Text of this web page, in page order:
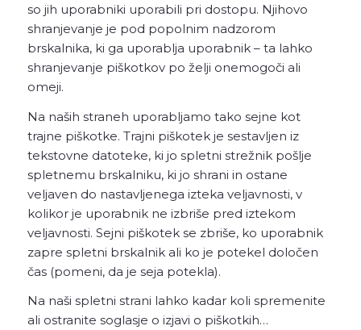
so jih uporabniki uporabili pri dostopu. Njihovo
shranjevanje je pod popolnim nadzorom
brskalnika, ki ga uporablja uporabnik – ta lahko
shranjevanje piškotkov po želji onemogoči ali
omeji.
Na naših straneh uporabljamo tako sejne kot
trajne piškotke. Trajni piškotek je sestavljen iz
tekstovne datoteke, ki jo spletni strežnik pošlje
spletnemu brskalniku, ki jo shrani in ostane
veljaven do nastavljenega izteka veljavnosti, v
kolikor je uporabnik ne izbriše pred iztekom
veljavnosti. Sejni piškotek se zbriše, ko uporabnik
zapre spletni brskalnik ali ko je potekel določen
čas (pomeni, da je seja potekla).
Na naši spletni strani lahko kadar koli spremenite
ali ostranite soglasje o izjavi o piškotkih…